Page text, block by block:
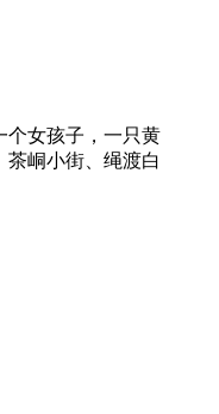
个女孩子，一只黄
峒小街、绳渡白